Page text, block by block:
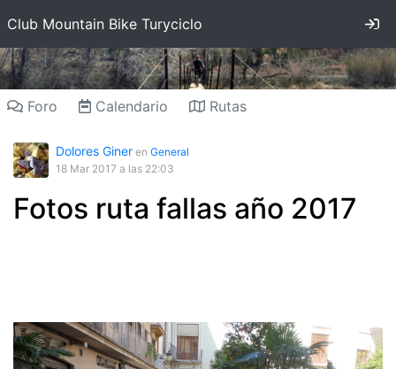
Club Mountain Bike Turyciclo
Foro Calendario Rutas
Dolores Giner en General
18 Mar 2017 a las 22:03
Fotos ruta fallas año 2017